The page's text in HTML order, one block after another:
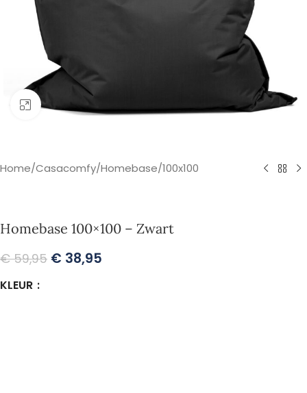
Klik om te vergroten
Home/Casacomfy/Homebase/100x100
Homebase 100×100 – Zwart
€59,95 € 38,95
KLEUR